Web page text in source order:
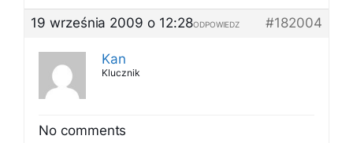
19 września 2009 o 12:28
#182004
ODPOWIEDZ
Kan
Klucznik
No comments